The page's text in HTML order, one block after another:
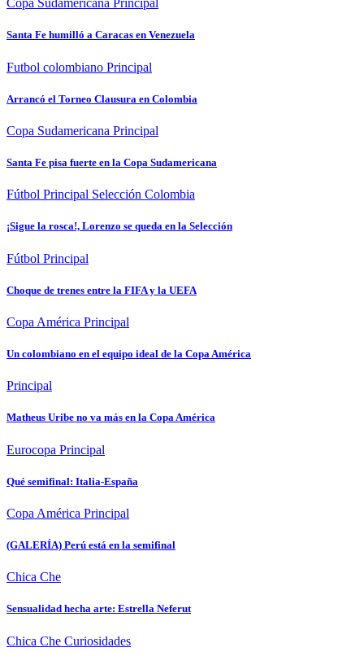
Copa Sudamericana Principal
Santa Fe humilló a Caracas en Venezuela
Futbol colombiano Principal
Arrancó el Torneo Clausura en Colombia
Copa Sudamericana Principal
Santa Fe pisa fuerte en la Copa Sudamericana
Fútbol Principal Selección Colombia
¡Sigue la rosca!, Lorenzo se queda en la Selección
Fútbol Principal
Choque de trenes entre la FIFA y la UEFA
Copa América Principal
Un colombiano en el equipo ideal de la Copa América
Principal
Matheus Uribe no va más en la Copa América
Eurocopa Principal
Qué semifinal: Italia-España
Copa América Principal
(GALERÍA) Perú está en la semifinal
Chica Che
Sensualidad hecha arte: Estrella Neferut
Chica Che Curiosidades